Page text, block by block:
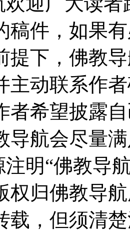
稿件，如果
提下，佛教
主动联系作
者希望披露
导航会尽量
注明“佛教导
权归佛教导
载，但须清